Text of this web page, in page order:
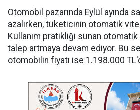
Otomobil pazarında Eylül ayında
azalırken, tüketicinin otomatik
Kullanım pratikliği sunan
talep artmaya devam ediyor. Bu
otomobilin fiyatı ise 1.198.000